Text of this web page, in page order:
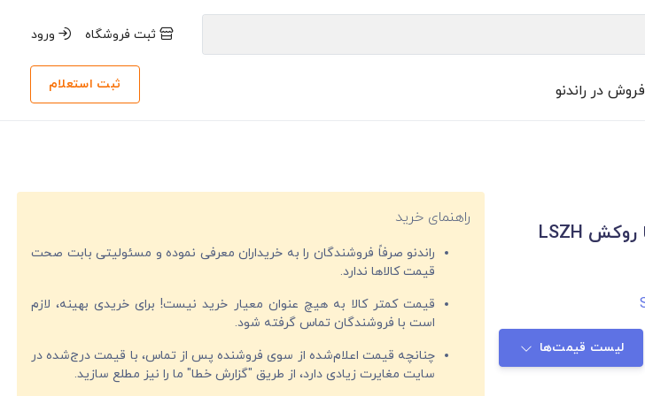
ثبت فروشگاه ورود
فروش در راندنو ثبت استعلام
لیست قیمت‌ها
راهنمای خرید
راندنو صرفاً فروشندگان را به خریداران معرفی نموده و مسئولیتی بابت صحت
قیمت‌ کالاها ندارد.
قیمت کمتر کالا به هیچ عنوان معیار خرید نیست! برای خریدی بهینه، لازم
است با فروشندگان تماس گرفته شود.
چنانچه قیمت اعلام‌شده از سوی فروشنده پس از تماس، با قیمت درج‌شده در
سایت مغایرت زیادی دارد، از طریق "گزارش خطا" ما را نیز مطلع سازید.